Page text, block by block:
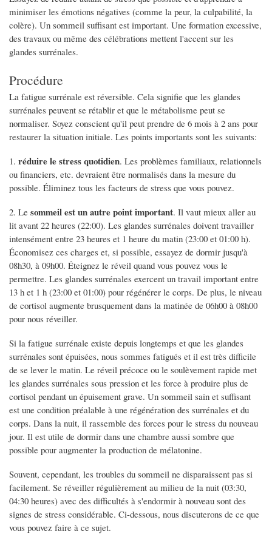
minimiser les émotions négatives (comme la peur, la culpabilité, la
colère). Un sommeil suffisant est important. Une formation excessive,
des travaux ou même des célébrations mettent l'accent sur les
glandes surrénales.
Procédure
La fatigue surrénale est réversible. Cela signifie que les glandes
surrénales peuvent se rétablir et que le métabolisme peut se
normaliser. Soyez conscient qu'il peut prendre de 6 mois à 2 ans pour
restaurer la situation initiale. Les points importants sont les suivants:
1. réduire le stress quotidien. Les problèmes familiaux, relationnels
ou financiers, etc. devraient être normalisés dans la mesure du
possible. Éliminez tous les facteurs de stress que vous pouvez.
2. Le sommeil est un autre point important. Il vaut mieux aller au
lit avant 22 heures (22:00). Les glandes surrénales doivent travailler
intensément entre 23 heures et 1 heure du matin (23:00 et 01:00 h).
Économisez ces charges et, si possible, essayez de dormir jusqu'à
08h30, à 09h00. Éteignez le réveil quand vous pouvez vous le
permettre. Les glandes surrénales exercent un travail important entre
13 h et 1 h (23:00 et 01:00) pour régénérer le corps. De plus, le niveau
de cortisol augmente brusquement dans la matinée de 06h00 à 08h00
pour nous réveiller.
Si la fatigue surrénale existe depuis longtemps et que les glandes
surrénales sont épuisées, nous sommes fatigués et il est très difficile
de se lever le matin. Le réveil précoce ou le soulèvement rapide met
les glandes surrénales sous pression et les force à produire plus de
cortisol pendant un épuisement grave. Un sommeil sain et suffisant
est une condition préalable à une régénération des surrénales et du
corps. Dans la nuit, il rassemble des forces pour le stress du nouveau
jour. Il est utile de dormir dans une chambre aussi sombre que
possible pour augmenter la production de mélatonine.
Souvent, cependant, les troubles du sommeil ne disparaissent pas si
facilement. Se réveiller régulièrement au milieu de la nuit (03:30,
04:30 heures) avec des difficultés à s'endormir à nouveau sont des
signes de stress considérable. Ci-dessous, nous discuterons de ce que
vous pouvez faire à ce sujet.